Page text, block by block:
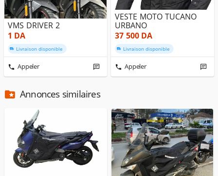
VMS DRIVER 2
1 DA
Livraison disponible
Appeler
VESTE MOTO TUCANO
URBANO
37 500DA
Livraison disponible
Appeler
Annonces similaires